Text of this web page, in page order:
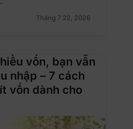
Tháng 7 22, 2026
vốn, bạn vẫn
nhập – 7 cách
vốn dành cho